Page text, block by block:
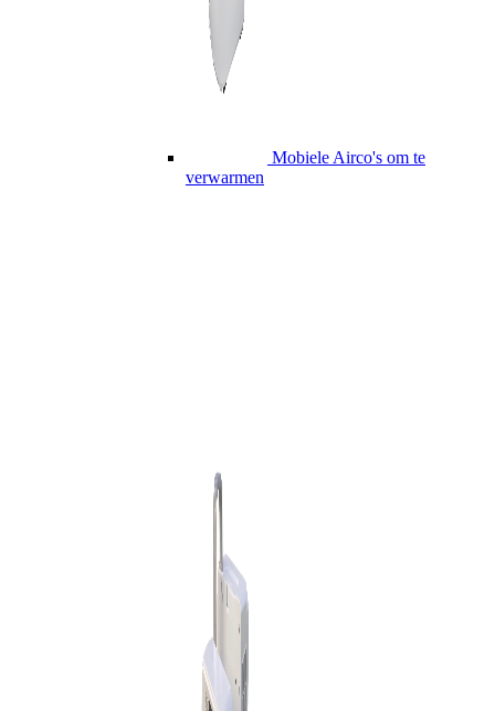
Mobiele Airco's om te
verwarmen